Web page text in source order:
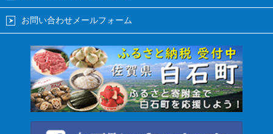
お問い合わせメールフォーム